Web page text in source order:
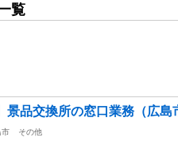
覧
景品交換所の窓口業務（広島
市
その他